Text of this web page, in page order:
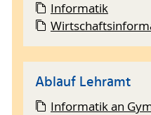
Informatik
Ablauf Lehramt
Informatik an